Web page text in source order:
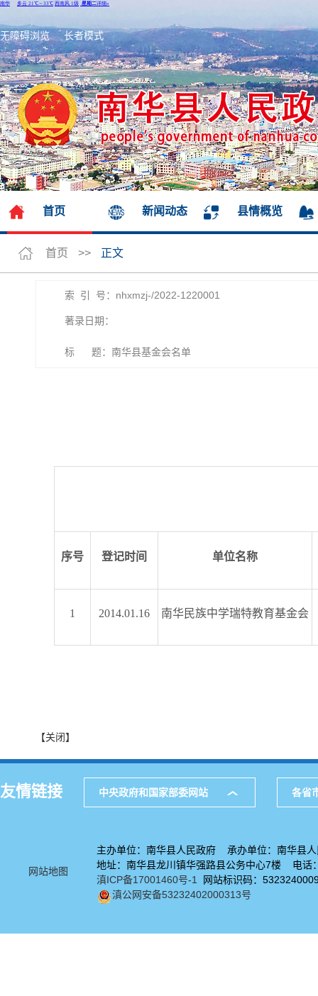
无障碍浏览 长者模式
首页 新闻动态 县情概览
首页 >> 正文
索 引 号：nhxmzj-/2022-1220001
著录日期：
标 题：南华县基金会名单
序号 登记时间 单位名称
1 2014.01.16 南华民族中学瑞特教育基金会
【关闭】
友情链接 中央政府和国家部委网站 各省
网站地图
主办单位：南华县人民政府 承办单位：南华县人
地址：南华县龙川镇华强路县公务中心7楼 电
滇ICP备17001460号-1
网站标识码：
滇公网安备53232402000313号